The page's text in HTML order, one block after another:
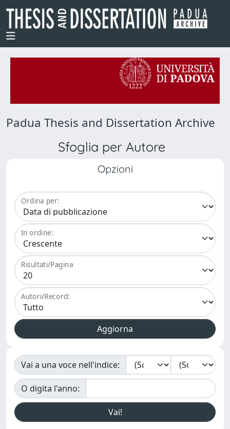
Padua Thesis and Dissertation Archive
Sfoglia per Autore
Opzioni
Ordina per:
In ordine:
Risultati/Pagina
Autori/Record:
Vai a una voce nell'indice:
O digita l'anno: